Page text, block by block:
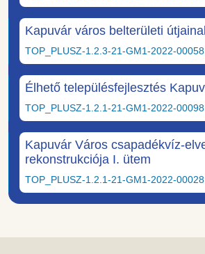
Kapuvár város belterületi
TOP_PLUSZ-1.2.3-21-GM1-2022-00058
Élhető településfejlesztés
TOP_PLUSZ-1.2.1-21-GM1-2022-00098
Kapuvár Város csapadékvíz-
rekonstrukciója I. ütem
TOP_PLUSZ-1.2.1-21-GM1-2022-00028